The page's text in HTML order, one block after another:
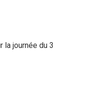
journée du 3